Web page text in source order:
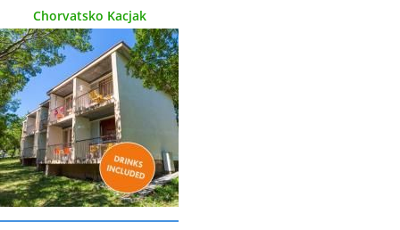
Chorvatsko Kacjak